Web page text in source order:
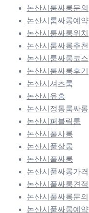
논산시룸싸롱문의
논산시룸싸롱예약
논산시룸싸롱위치
논산시룸싸롱추천
논산시룸싸롱코스
논산시룸싸롱후기
논산시셔츠룸
논산시유흥
논산시정통룸싸롱
논산시퍼블릭룸
논산시풀사롱
논산시풀살롱
논산시풀싸롱
논산시풀싸롱가격
논산시풀싸롱견적
논산시풀싸롱문의
논산시풀싸롱예약